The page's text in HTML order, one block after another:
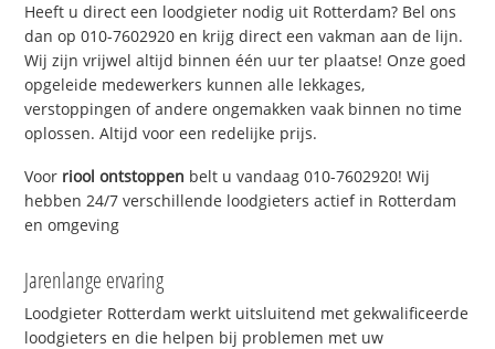
Heeft u direct een loodgieter nodig uit Rotterdam? Bel ons
dan op 010-7602920 en krijg direct een vakman aan de lijn.
Wij zijn vrijwel altijd binnen één uur ter plaatse! Onze goed
opgeleide medewerkers kunnen alle lekkages,
verstoppingen of andere ongemakken vaak binnen no time
oplossen. Altijd voor een redelijke prijs.
Voor riool ontstoppen belt u vandaag 010-7602920! Wij
hebben 24/7 verschillende loodgieters actief in Rotterdam
en omgeving
Jarenlange ervaring
Loodgieter Rotterdam werkt uitsluitend met gekwalificeerde
loodgieters en die helpen bij problemen met uw